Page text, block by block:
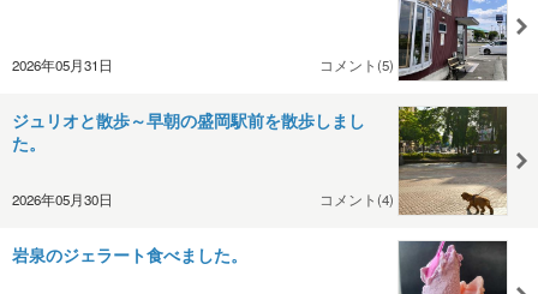
2026年05月31日 コメント(5)
ジュリオと散歩～早朝の盛岡駅前を散歩しまし
た。
2026年05月30日 コメント(4)
岩泉のジェラート食べました。